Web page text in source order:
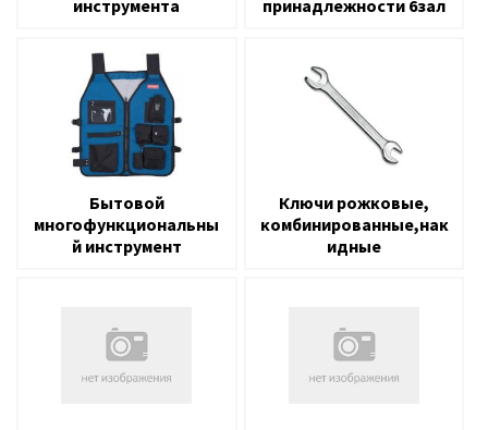
инструмента
принадлежности 6зал
Бытовой
многофункциональны
й инструмент
Ключи рожковые,
комбинированные,нак
идные